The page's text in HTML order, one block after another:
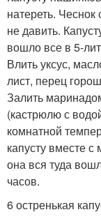
натереть.
не давить.
вошло все в 5-
Влить уксус,
лист, перец
Залить
(кастрюлю с
комнатной
капусту вместе
она вся туда
часов.
6 остренькая